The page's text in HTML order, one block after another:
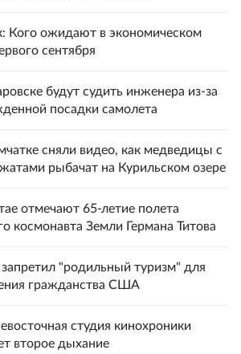
Кого ожидают в экономическом
сентября
будут судить инженера из-за
посадки самолета
сняли видео, как медведицы с
рыбачат на Курильском озере
отмечают 65-летие полета
космонавта Земли Германа Титова
"родильный туризм" для
гражданства США
студия кинохроники
второе дыхание